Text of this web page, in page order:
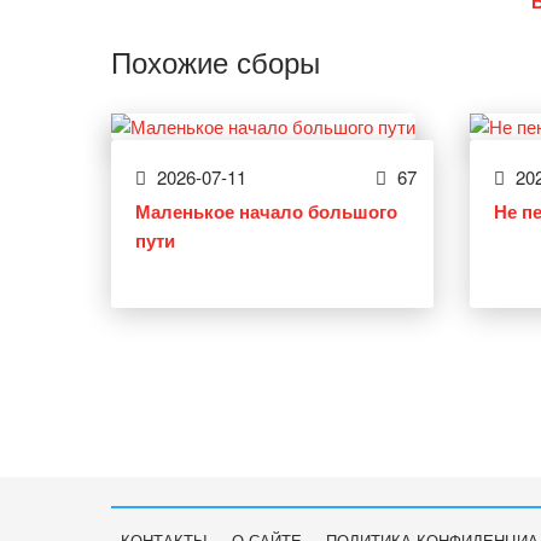
Похожие сборы
2026-07-11 67
Маленькое начало большого
пути
Не